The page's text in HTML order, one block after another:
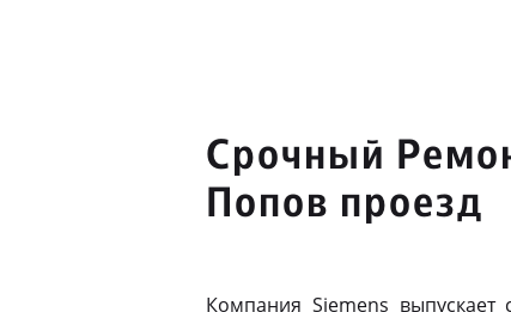
Срочный
Попов проезд
Компания Siemens выпускает